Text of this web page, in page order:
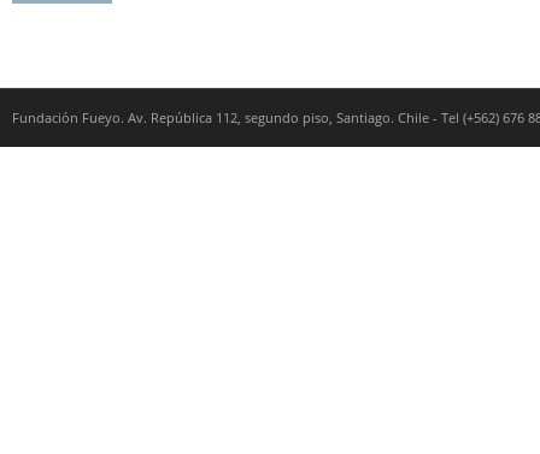
Fundación Fueyo. Av. República 112, segundo piso, Santiago. Chile - Tel (+562) 676